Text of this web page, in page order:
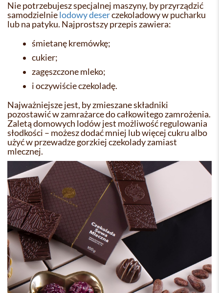
Nie potrzebujesz specjalnej maszyny, by przyrządzić
samodzielnielodowy deserczekoladowy w pucharku
lub na patyku. Najprostszy przepis zawiera:
śmietanę kremówkę;
cukier;
zagęszczone mleko;
i oczywiście czekoladę.
Najważniejsze jest, by zmieszane składniki
pozostawić w zamrażarce do całkowitego zamrożenia.
Zaletą domowych lodów jest możliwość regulowania
słodkości – możesz dodać mniej lub więcej cukru albo
użyć w przewadze gorzkiej czekolady zamiast
mlecznej.